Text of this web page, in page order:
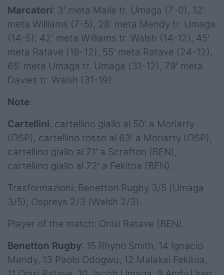
Marcatori: 3′ meta Maile tr. Umaga (7-0), 12′
meta Williams (7-5), 28′ meta Mendy tr. Umaga
(14-5); 42′ meta Williams tr. Walsh (14-12), 45′
meta Ratave (19-12), 55' meta Ratave (24-12),
65′ meta Umaga tr. Umaga (31-12), 79′ meta
Davies tr. Walsh (31-19).
Note:
Cartellini: cartellino giallo al 50′ a Moriarty
(OSP), cartellino rosso al 63′ a Moriarty (OSP),
cartellino giallo al 71′ a Scrafton (BEN),
cartellino giallo al 72′ a Fekitoa (BEN).
Trasformazioni: Benetton Rugby 3/5 (Umaga
3/5); Ospreys 2/3 (Walsh 2/3).
Player of the match: Onisi Ratave (BEN).
Benetton Rugby: 15 Rhyno Smith, 14 Ignacio
Mendy, 13 Paolo Odogwu, 12 Malakai Fekitoa,